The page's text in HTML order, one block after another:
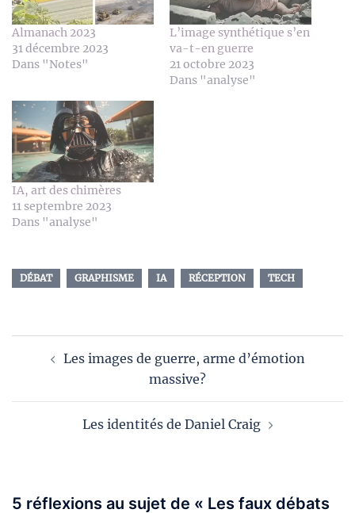
Almanach 2023
31 décembre 2023
Dans "Notes"
L’image synthétique s’en
va-t-en guerre
21 octobre 2023
Dans "analyse"
IA, art des chimères
11 septembre 2023
Dans "analyse"
DÉBAT GRAPHISME IA RÉCEPTION TECH
d’articleLes images de guerre, arme d’émotion
massive?
Les identités de Daniel Craig
5 réflexions au sujet de « Les faux débats